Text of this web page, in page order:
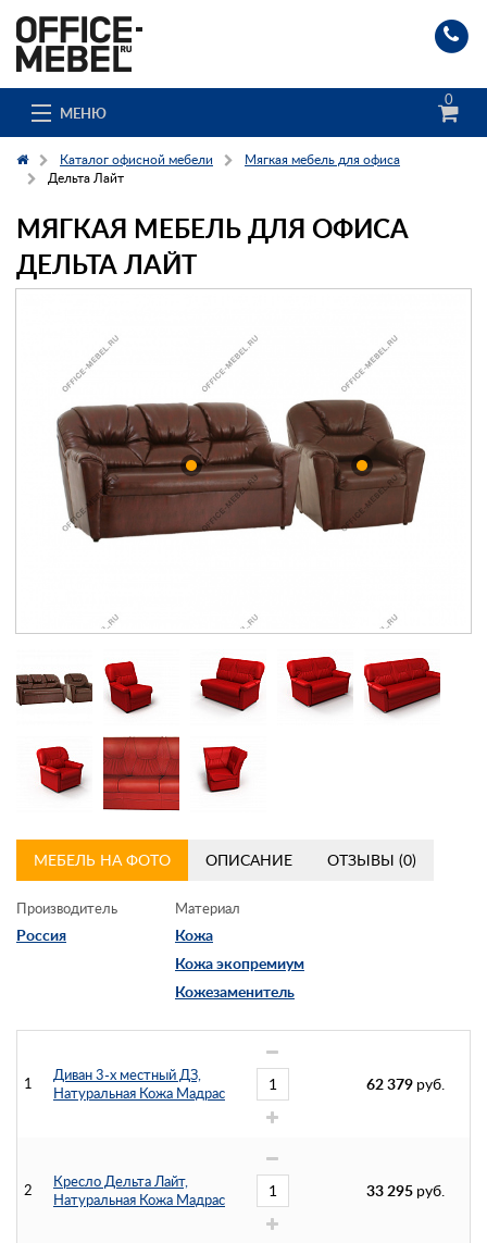
МЕНЮ
0
Каталог
О компании
Гос. заказчикам
Клиенты
Заказ каталога
Контакты
Каталог офисной мебели
Мягкая мебель для офиса
Дельта Лайт
МЯГКАЯ МЕБЕЛЬ ДЛЯ ОФИСА
ДЕЛЬТА ЛАЙТ
МЕБЕЛЬ НА ФОТО ОПИСАНИЕ ОТЗЫВЫ (0)
Производитель
Россия
Материал
Кожа
Кожа экопремиум
Кожезаменитель
1
Диван 3-х местный ДЗ,
Натуральная Кожа Мадрас
62 379 руб.
2
Кресло Дельта Лайт,
Натуральная Кожа Мадрас
33 295 руб.